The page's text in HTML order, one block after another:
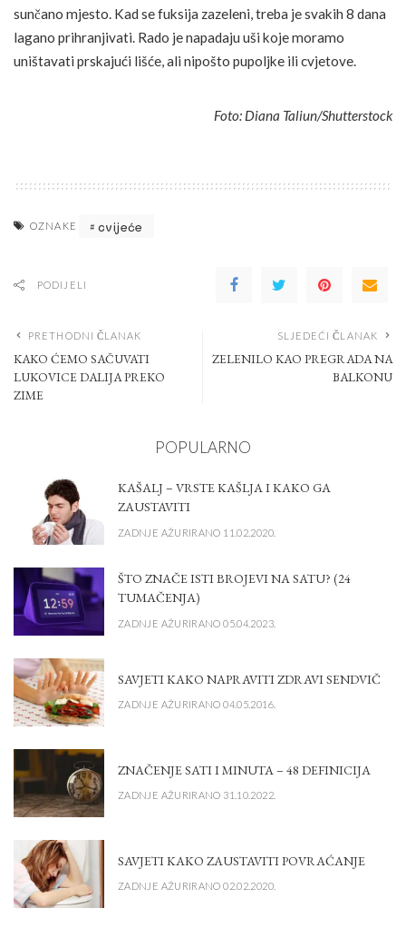
sunčano mjesto. Kad se fuksija zazeleni, treba je svakih 8 dana
lagano prihranjivati. Rado je napadaju uši koje moramo
uništavati prskajući lišće, ali nipošto pupoljke ili cvjetove.
Foto: Diana Taliun/Shutterstock
OZNAKE cvijeće
PODIJELI
PRETHODNI ČLANAK
KAKO ĆEMO SAČUVATI
LUKOVICE DALIJA PREKO
ZIME
SLJEDEĆI ČLANAK
ZELENILO KAO PREGRADA NA
BALKONU
POPULARNO
KAŠALJ – VRSTE KAŠLJA I KAKO GA
ZAUSTAVITI
ZADNJE AŽURIRANO 11.02.2020.
ŠTO ZNAČE ISTI BROJEVI NA SATU? (24
TUMAČENJA)
ZADNJE AŽURIRANO 05.04.2023.
SAVJETI KAKO NAPRAVITI ZDRAVI SENDVIČ
ZADNJE AŽURIRANO 04.05.2016.
ZNAČENJE SATI I MINUTA – 48 DEFINICIJA
ZADNJE AŽURIRANO 31.10.2022.
SAVJETI KAKO ZAUSTAVITI POVRAĆANJE
ZADNJE AŽURIRANO 02.02.2020.